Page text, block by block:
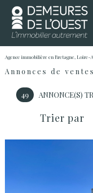
Agence immobilière en Bretagne, Loire-
Annonces de
49 ANNONCE(S)
Trier par